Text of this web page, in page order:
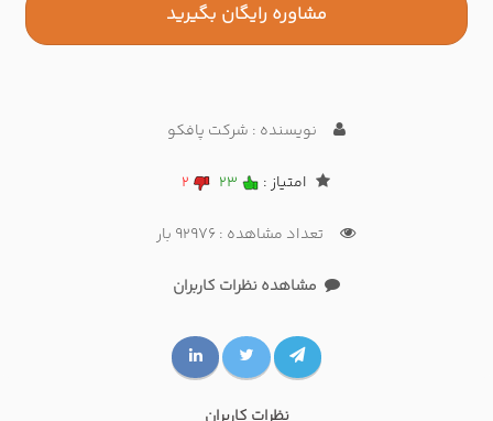
مشاوره رایگان بگیرید
نویسنده : شرکت پافکو
امتیاز : 23
2
تعداد مشاهده : 92976 بار
مشاهده نظرات کاربران